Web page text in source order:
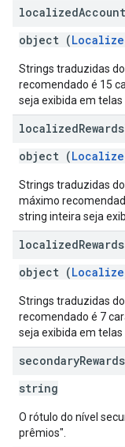
localizedAccount
object (
Strings traduzidas
recomendado é 15
seja exibida em telas
localizedRewards
object (
Strings traduzidas
máximo
string inteira seja
localizedRewards
object (
Strings traduzidas
recomendado é 7
seja exibida em telas
secondaryRewards
string
O rótulo do nível
prêmios".